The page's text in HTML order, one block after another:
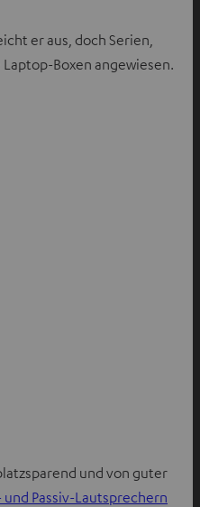
er aus, doch Serien,
Boxen angewiesen.
und von guter
Passiv-Lautsprechern